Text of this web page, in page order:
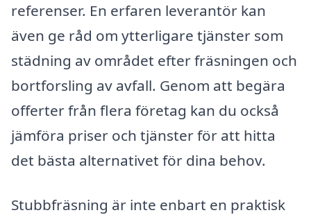
referenser. En erfaren leverantör kan
även ge råd om ytterligare tjänster som
städning av området efter fräsningen och
bortforsling av avfall. Genom att begära
offerter från flera företag kan du också
jämföra priser och tjänster för att hitta
det bästa alternativet för dina behov.
Stubbfräsning är inte enbart en praktisk